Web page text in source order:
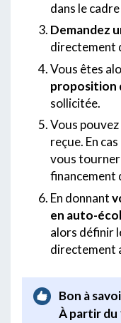
dans le
Demandez
directement
Vous êtes
proposition
sollicitée.
Vous pouvez
reçue. En
vous
financement
En donnant
en auto-
alors définir
directement
Bon à
À partir du